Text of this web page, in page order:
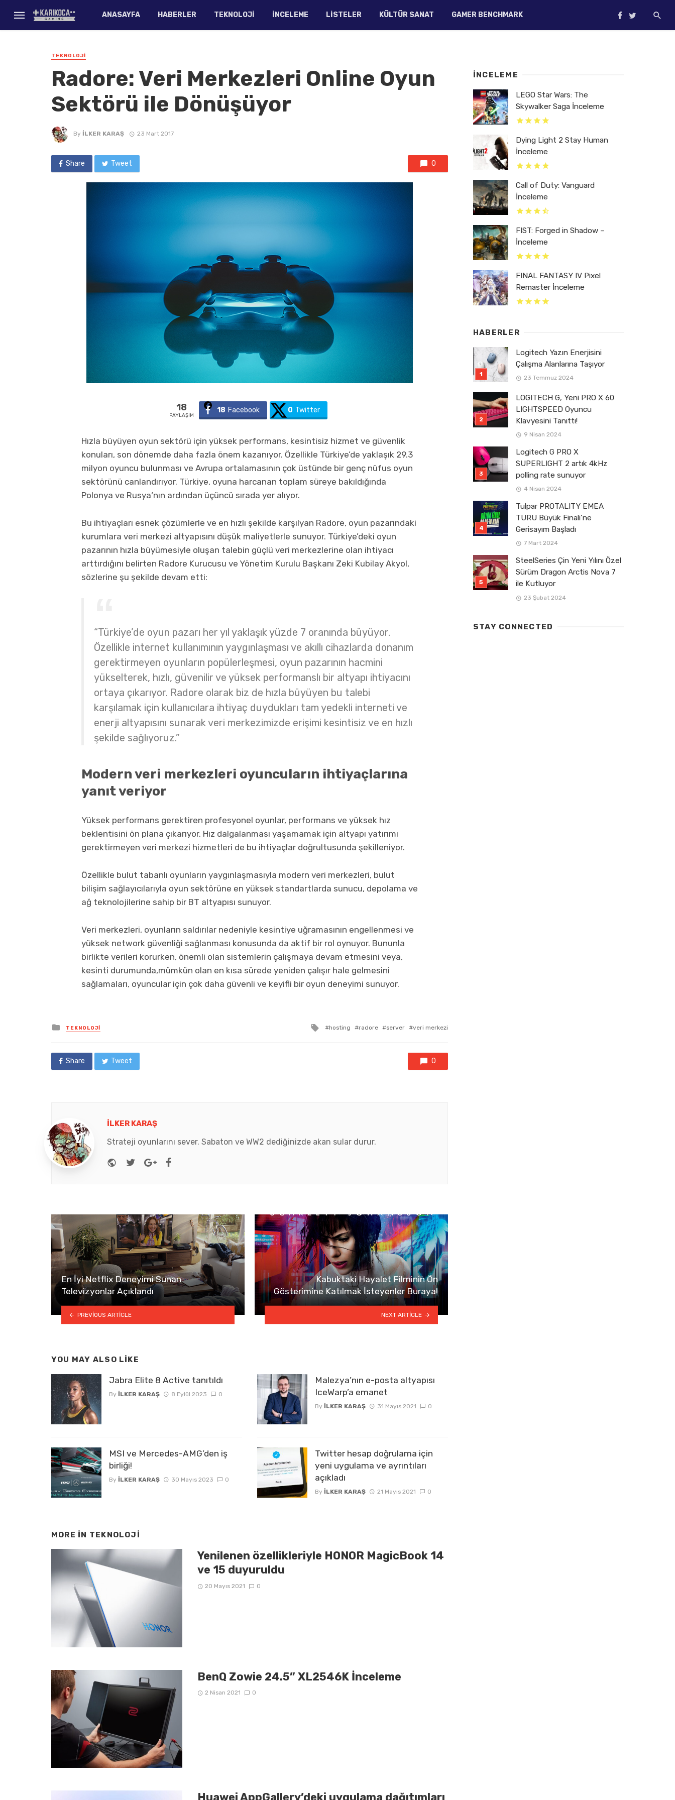
ANASAYFA HABERLER TEKNOLOJI İNCELEME LISTELER KÜLTÜR SANAT GAMER BENCHMARK
TEKNOLOJI
Radore: Veri Merkezleri Online Oyun
Sektörü ile Dönüşüyor
By İLKER KARAŞ 23 Mart 2017
Share Tweet 0
18
PAYLAŞIM
18 Facebook 0 Twitter
Hızla büyüyen oyun sektörü için yüksek performans, kesintisiz hizmet ve güvenlik
konuları, son dönemde daha fazla önem kazanıyor. Özellikle Türkiye’de yaklaşık 29.3
milyon oyuncu bulunması ve Avrupa ortalamasının çok üstünde bir genç nüfus oyun
sektörünü canlandırıyor. Türkiye, oyuna harcanan toplam süreye bakıldığında
Polonya ve Rusya‘nın ardından üçüncü sırada yer alıyor.
Bu ihtiyaçları esnek çözümlerle ve en hızlı şekilde karşılyan Radore, oyun pazarındaki
kurumlara veri merkezi altyapısını düşük maliyetlerle sunuyor. Türkiye’deki oyun
pazarının hızla büyümesiyle oluşan talebin güçlü veri merkezlerine olan ihtiyacı
arttırdığını belirten Radore Kurucusu ve Yönetim Kurulu Başkanı Zeki Kubilay Akyol,
sözlerine şu şekilde devam etti:
“Türkiye’de oyun pazarı her yıl yaklaşık yüzde 7 oranında büyüyor.
Özellikle internet kullanımının yaygınlaşması ve akıllı cihazlarda donanım
gerektirmeyen oyunların popülerleşmesi, oyun pazarının hacmini
yükselterek, hızlı, güvenilir ve yüksek performanslı bir altyapı ihtiyacını
ortaya çıkarıyor. Radore olarak biz de hızla büyüyen bu talebi
karşılamak için kullanıcılara ihtiyaç duydukları tam yedekli interneti ve
enerji altyapısını sunarak veri merkezimizde erişimi kesintisiz ve en hızlı
şekilde sağlıyoruz.”
Modern veri merkezleri oyuncuların ihtiyaçlarına
yanıt veriyor
Yüksek performans gerektiren profesyonel oyunlar, performans ve yüksek hız
beklentisini ön plana çıkarıyor. Hız dalgalanması yaşamamak için altyapı yatırımı
gerektirmeyen veri merkezi hizmetleri de bu ihtiyaçlar doğrultusunda şekilleniyor.
Özellikle bulut tabanlı oyunların yaygınlaşmasıyla modern veri merkezleri, bulut
bilişim sağlayıcılarıyla oyun sektörüne en yüksek standartlarda sunucu, depolama ve
ağ teknolojilerine sahip bir BT altyapısı sunuyor.
Veri merkezleri, oyunların saldırılar nedeniyle kesintiye uğramasının engellenmesi ve
yüksek network güvenliği sağlanması konusunda da aktif bir rol oynuyor. Bununla
birlikte verileri korurken, önemli olan sistemlerin çalışmaya devam etmesini veya,
kesinti durumunda,mümkün olan en kısa sürede yeniden çalışır hale gelmesini
sağlamaları, oyuncular için çok daha güvenli ve keyifli bir oyun deneyimi sunuyor.
Posted
in
TEKNOLOJI
Tagged
hosting radore server veri merkezi
Share Tweet 0
İLKER KARAŞ
Strateji oyunlarını sever. Sabaton ve WW2 dediğinizde akan sular durur.
Website
TwitterGoogle+
En İyi Netflix Deneyimi Sunan
Televizyonlar Açıklandı
PREVIOUS ARTICLE
Kabuktaki Hayalet Filminin Ön
Gösterimine Katılmak İsteyenler Buraya!
NEXT ARTICLE
YOU MAY ALSO LIKE
Jabra Elite 8 Active tanıtıldı
By İLKER KARAŞ 8 Eylül 2023 0
MSI ve Mercedes-AMG’den iş
birliği!
By İLKER KARAŞ 30 Mayıs 2023 0
Malezya’nın e-posta altyapısı
IceWarp’a emanet
By İLKER KARAŞ 31 Mayıs 2021 0
Twitter hesap doğrulama için
yeni uygulama ve ayrıntıları
açıkladı
By İLKER KARAŞ 21 Mayıs 2021 0
MORE IN TEKNOLOJI
Yenilenen özellikleriyle HONOR MagicBook 14
ve 15 duyuruldu
20 Mayıs 2021 0
BenQ Zowie 24.5” XL2546K İnceleme
2 Nisan 2021 0
Huawei AppGallery’deki uygulama dağıtımları
İNCELEME
LEGO Star Wars: The
Skywalker Saga İnceleme
Dying Light 2 Stay Human
İnceleme
Call of Duty: Vanguard
İnceleme
FIST: Forged in Shadow –
İnceleme
FINAL FANTASY IV Pixel
Remaster İnceleme
HABERLER
Logitech Yazın Enerjisini
Çalışma Alanlarına Taşıyor
23 Temmuz 2024
LOGITECH G, Yeni PRO X 60
LIGHTSPEED Oyuncu
Klavyesini Tanıttı!
9 Nisan 2024
Logitech G PRO X
SUPERLIGHT 2 artık 4kHz
polling rate sunuyor
4 Nisan 2024
Tulpar PROTALITY EMEA
TURU Büyük Finali’ne
Gerisayım Başladı
7 Mart 2024
SteelSeries Çin Yeni Yılını Özel
Sürüm Dragon Arctis Nova 7
ile Kutluyor
23 Şubat 2024
STAY CONNECTED